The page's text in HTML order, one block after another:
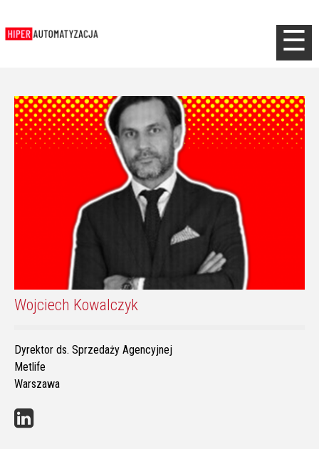
☰
Wojciech Kowalczyk
Dyrektor ds. Sprzedaży Agencyjnej
Metlife
Warszawa